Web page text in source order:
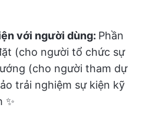
với người dùng: Phần
(cho người tổ chức sự
(cho người tham dự
trải nghiệm sự kiện kỹ
✨